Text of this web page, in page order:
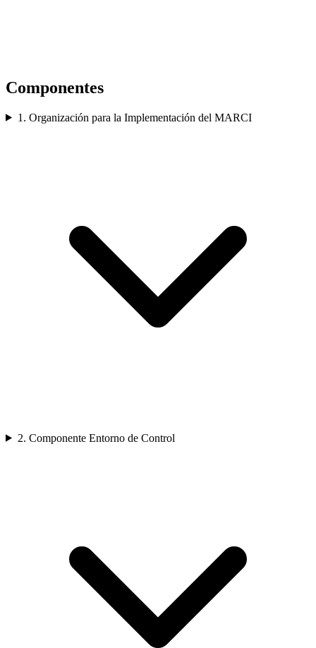
Componentes
1. Organización para la Implementación del MARCI
2. Componente Entorno de Control